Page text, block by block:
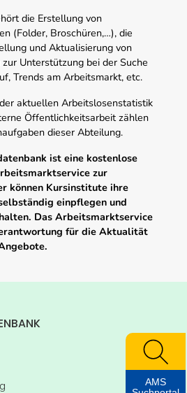
die Erstellung von
(Folder, Broschüren,…), die
und Aktualisierung von
Unterstützung bei der Suche
Trends am Arbeitsmarkt, etc.
aktuellen Arbeitslosenstatistik
Öffentlichkeitsarbeit zählen
dieser Abteilung.
ist eine kostenlose
zur
können Kursinstitute ihre
einpflegen und
Das Arbeitsmarktservice
für die Aktualität
AMS